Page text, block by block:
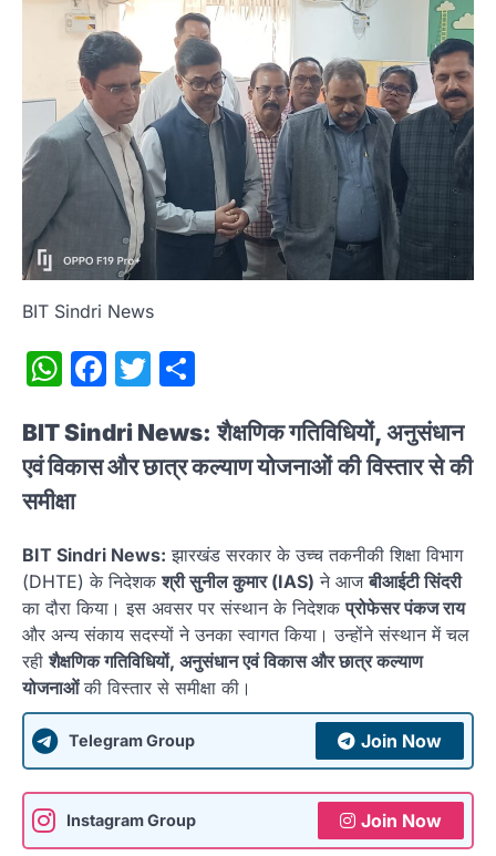
BIT Sindri News
WhatsApp
Facebook
Twitter
BIT Sindri News: शैक्षणिक गतिविधियों, अनुसंधान
एवं विकास और छात्र कल्याण योजनाओंकी विस्तार से की
समीक्षा
BIT Sindri News: झारखंड सरकार के उच्च तकनीकी शिक्षा विभाग
(DHTE) के निदेशकश्री सुनील कुमार (IAS) ने आजबीआईटी सिंदरी
का दौरा किया। इस अवसर पर संस्थान के निदेशकप्रोफेसर पंकज राय
और अन्य संकाय सदस्यों ने उनका स्वागत किया। उन्होंने संस्थान में चल
रहीशैक्षणिक गतिविधियों, अनुसंधान एवं विकास और छात्र कल्याण
योजनाओंकी विस्तार से समीक्षा की।
Telegram Group Join Now
Instagram Group Join Now